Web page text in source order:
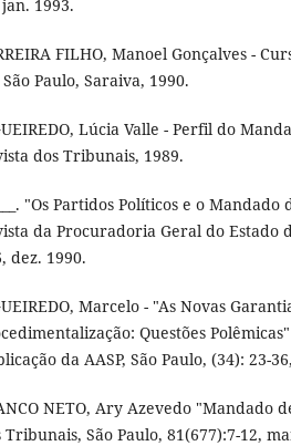
1993.
FILHO, Manoel Gonçalves -
Paulo, Saraiva, 1990.
Lúcia Valle - Perfil do
dos Tribunais, 1989.
"Os Partidos Políticos e o
da Procuradoria Geral do Estado
dez. 1990.
Marcelo - "As Novas
Questões
da AASP, São Paulo, (34): 23-
NETO, Ary Azevedo "Mandado
Tribunais, São Paulo, 81(677):7-12,